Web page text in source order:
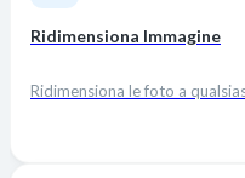
Ridimensiona Immagine
Ridimensiona le foto a